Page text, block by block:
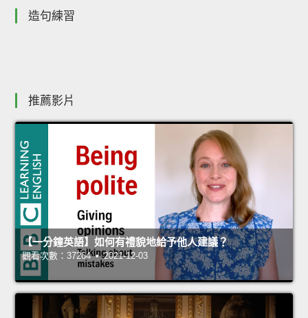
造句練習
推薦影片
【一分鐘英語】如何有禮貌地給予他人建議？
觀看次數：37264 • 2021-12-03